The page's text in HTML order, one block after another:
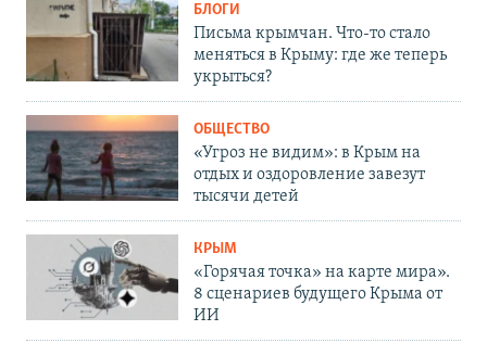
БЛОГИ
Письма крымчан. Что-то стало
меняться в Крыму: где же теперь
укрыться?
ОБЩЕСТВО
«Угроз не видим»: в Крым на
отдых и оздоровление завезут
тысячи детей
КРЫМ
«Горячая точка» на карте мира».
8 сценариев будущего Крыма от
ИИ